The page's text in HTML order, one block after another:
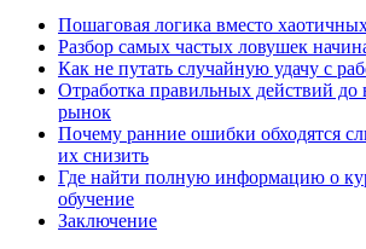
Пошаговая логика вместо
Разбор самых частых ловушек
Как не путать случайную удачу с
Отработка правильных действий до
рынок
Почему ранние ошибки обходятся
их снизить
Где найти полную информацию о
обучение
Заключение